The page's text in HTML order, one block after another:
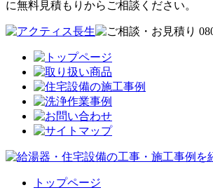
に無料見積もりからご相談ください。
トップページ